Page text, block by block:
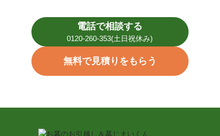
電話で相談する
0120-260-353(土日祝休み)
無料で見積りをもらう